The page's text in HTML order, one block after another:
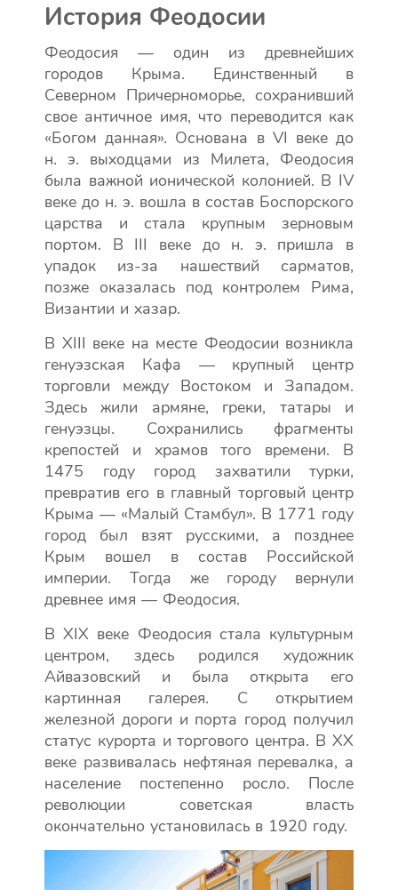
История Феодосии
Феодосия — один из древнейших
городов Крыма. Единственный в
Северном Причерноморье, сохранивший
свое античное имя, что переводится как
«Богом данная». Основана в VI веке до
н. э. выходцами из Милета, Феодосия
была важной ионической колонией. В IV
веке до н. э. вошла в состав Боспорского
царства и стала крупным зерновым
портом. В III веке до н. э. пришла в
упадок из-за нашествий сарматов,
позже оказалась под контролем Рима,
Византии и хазар.
В XIII веке на месте Феодосии возникла
генуэзская Кафа — крупный центр
торговли между Востоком и Западом.
Здесь жили армяне, греки, татары и
генуэзцы. Сохранились фрагменты
крепостей и храмов того времени. В
1475 году город захватили турки,
превратив его в главный торговый центр
Крыма — «Малый Стамбул». В 1771 году
город был взят русскими, а позднее
Крым вошел в состав Российской
империи. Тогда же городу вернули
древнее имя — Феодосия.
В XIX веке Феодосия стала культурным
центром, здесь родился художник
Айвазовский и была открыта его
картинная галерея. С открытием
железной дороги и порта город получил
статус курорта и торгового центра. В XX
веке развивалась нефтяная перевалка, а
население постепенно росло. После
революции советская власть
окончательно установилась в 1920 году.